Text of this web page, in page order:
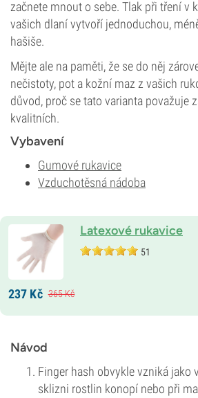
začnete mnout o sebe. Tlak při tření v
vašich dlaní vytvoří jednoduchou,
hašiše.
Mějte ale na paměti, že se do něj
nečistoty, pot a kožní maz z vašich
důvod, proč se tato varianta považuje
kvalitních.
Vybavení
Gumové rukavice
Vzduchotěsná nádoba
Latexové rukavice
51
237 Kč 365Kč
Návod
Finger hash obvykle vzniká jako
sklizni rostlin konopí nebo při